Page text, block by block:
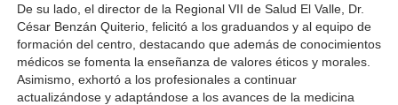
De su lado, el director de la Regional VII de Salud El Valle, Dr.
César Benzán Quiterio, felicitó a los graduandos y al equipo de
formación del centro, destacando que además de conocimientos
médicos se fomenta la enseñanza de valores éticos y morales.
Asimismo, exhortó a los profesionales a continuar
actualizándose y adaptándose a los avances de la medicina